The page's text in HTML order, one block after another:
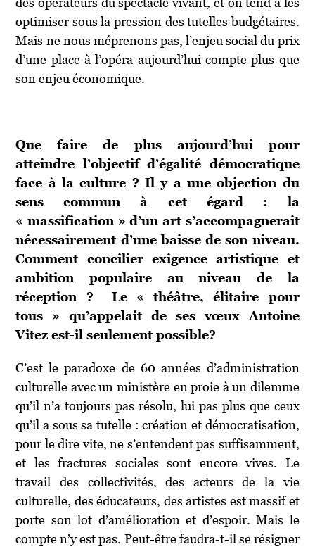
optimiser sous la pression des tutelles budgétaires.
Mais ne nous méprenons pas, l’enjeu social du prix
d’une place à l’opéra aujourd’hui compte plus que
son enjeu économique.
Que faire de plus aujourd’hui pour
atteindre l’objectif d’égalité démocratique
face à la culture ? Il y a une objection du
sens commun à cet égard : la
« massification » d’un art s’accompagnerait
nécessairement d’une baisse de son niveau.
Comment concilier exigence artistique et
ambition populaire au niveau de la
réception ? Le « théâtre, élitaire pour
tous » qu’appelait de ses vœux Antoine
Vitez est-il seulement possible?
C’est le paradoxe de 60 années d’administration
culturelle avec un ministère en proie à un dilemme
qu’il n’a toujours pas résolu, lui pas plus que ceux
qu’il a sous sa tutelle : création et démocratisation,
pour le dire vite, ne s’entendent pas suffisamment,
et les fractures sociales sont encore vives. Le
travail des collectivités, des acteurs de la vie
culturelle, des éducateurs, des artistes est massif et
porte son lot d’amélioration et d’espoir. Mais le
compte n’y est pas. Peut-être faudra-t-il se résigner